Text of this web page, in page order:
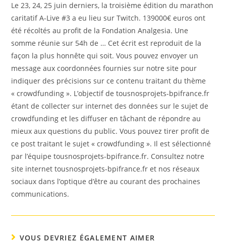
Le 23, 24, 25 juin derniers, la troisième édition du marathon
caritatif A-Live #3 a eu lieu sur Twitch. 139000€ euros ont
été récoltés au profit de la Fondation Analgesia. Une
somme réunie sur 54h de … Cet écrit est reproduit de la
façon la plus honnête qui soit. Vous pouvez envoyer un
message aux coordonnées fournies sur notre site pour
indiquer des précisions sur ce contenu traitant du thème
« crowdfunding ». L’objectif de tousnosprojets-bpifrance.fr
étant de collecter sur internet des données sur le sujet de
crowdfunding et les diffuser en tâchant de répondre au
mieux aux questions du public. Vous pouvez tirer profit de
ce post traitant le sujet « crowdfunding ». Il est sélectionné
par l’équipe tousnosprojets-bpifrance.fr. Consultez notre
site internet tousnosprojets-bpifrance.fr et nos réseaux
sociaux dans l’optique d’être au courant des prochaines
communications.
VOUS DEVRIEZ ÉGALEMENT AIMER